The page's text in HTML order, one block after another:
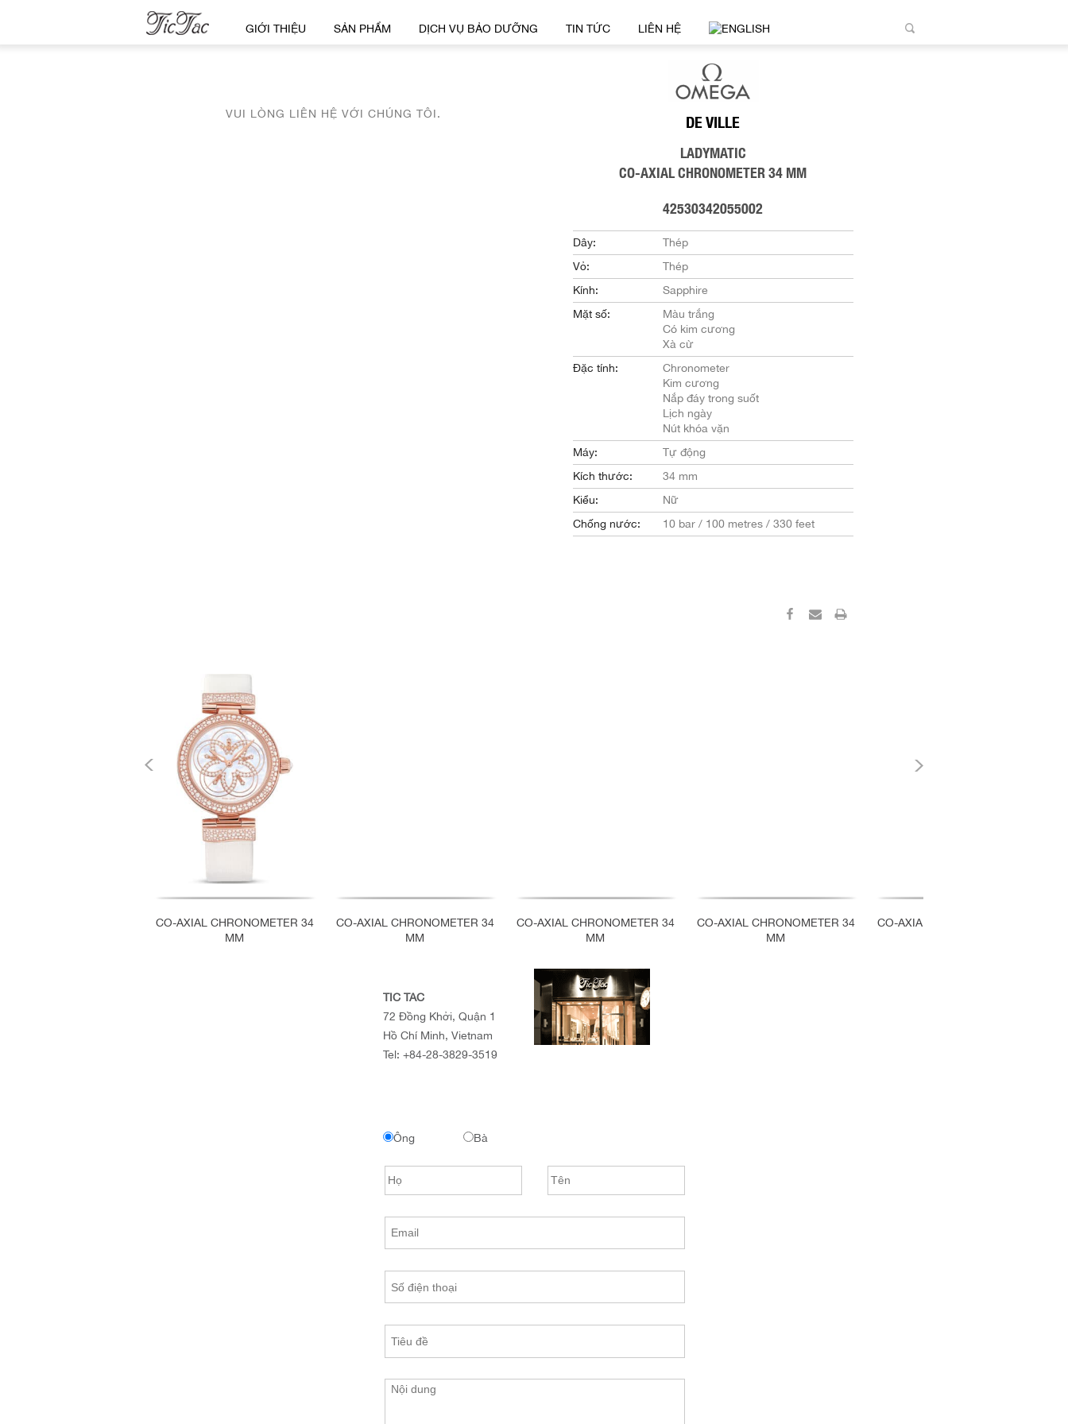
GIỚI THIỆU SẢN PHẨM DỊCH VỤ BẢO DƯỠNG TIN TỨC LIÊN HỆ
VUI LÒNG LIÊN HỆ VỚI CHÚNG TÔI. DE VILLE
LADYMATIC
CO-AXIAL CHRONOMETER 34 MM
42530342055002
Dây:
Thép
Vỏ:
Thép
Kính:
Sapphire
Mặt số:
Màu trắng
Có kim cương
Xà cừ
Đặc tính:
Chronometer
Kim cương
Nắp đáy trong suốt
Lịch ngày
Nút khóa vặn
Máy:
Tự động
Kích thước:
34 mm
Kiểu:
Nữ
Chống nước:
10 bar / 100 metres / 330 feet
CO-AXIAL CHRONOMETER 34
MM
CO-AXIAL CHRONOMETER 34
MM
CO-AXIAL CHRONOMETER 34
MM
CO-AXIAL CHRONOMETER 34
MM
CO-AXIAL CHRONOMETER 34
TIC TAC
72 Đồng Khởi, Quận 1
Hồ Chí Minh, Vietnam
Tel: +84-28-3829-3519
Ông Bà